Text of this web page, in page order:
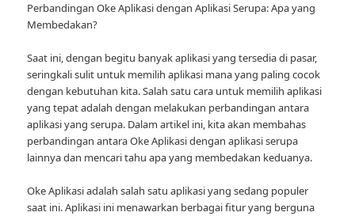
Perbandingan Oke Aplikasi dengan Aplikasi Serupa: Apa yang
Membedakan?
Saat ini, dengan begitu banyak aplikasi yang tersedia di pasar,
seringkali sulit untuk memilih aplikasi mana yang paling cocok
dengan kebutuhan kita. Salah satu cara untuk memilih aplikasi
yang tepat adalah dengan melakukan perbandingan antara
aplikasi yang serupa. Dalam artikel ini, kita akan membahas
perbandingan antara Oke Aplikasi dengan aplikasi serupa
lainnya dan mencari tahu apa yang membedakan keduanya.
Oke Aplikasi adalah salah satu aplikasi yang sedang populer
saat ini. Aplikasi ini menawarkan berbagai fitur yang berguna